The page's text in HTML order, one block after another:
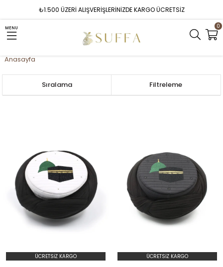
₺1.500 ÜZERİ ALIŞVERİŞLERİNİZDE KARGO ÜCRETSİZ
MENU 0
Anasayfa
Filtreleme
Sıralama
ÜCRETSIZ KARGO ÜCRETSIZ KARGO